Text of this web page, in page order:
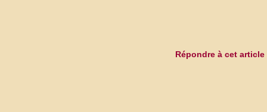
Répondre à cet article